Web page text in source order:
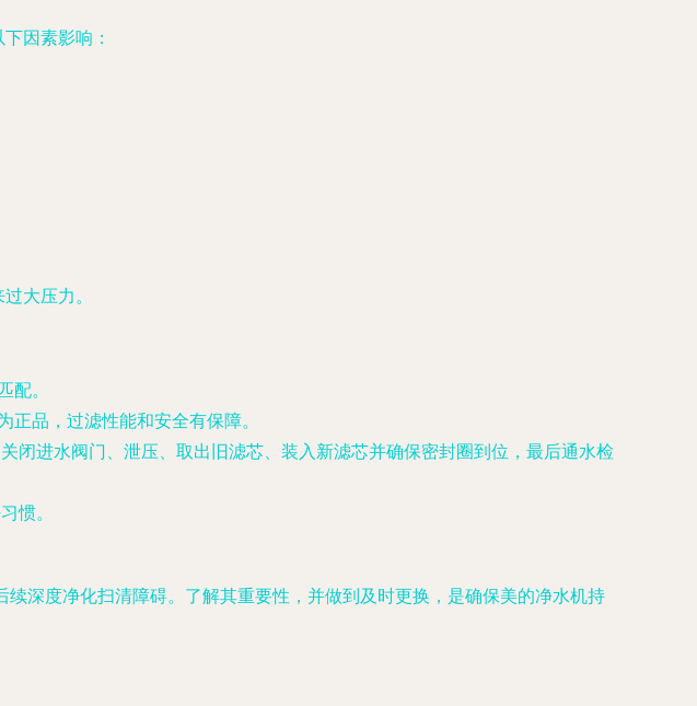
因素影响：
大压力。
配。
正品，过滤性能和安全有保障。
闭进水阀门、泄压、取出旧滤芯、装入新滤芯并确保密封圈到位，最后通水检
惯。
深度净化扫清障碍。了解其重要性，并做到及时更换，是确保美的净水机持